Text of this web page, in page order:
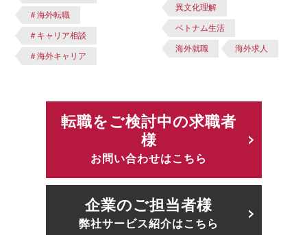
＃海外転職
＃キャリア相談
＃海外キャリア
異文化理解
ベトナム生活
海外就職 海外求人
転職をご検討中の求職者
様
お問い合わせはこちら
企業のご担当者様
弊社サービス紹介はこちら